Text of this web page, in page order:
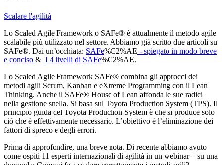
Scalare l'agilità
Lo Scaled Agile Framework o SAFe® è attualmente il metodo agile
scalabile più utilizzato nel settore. Abbiamo già scritto due articoli su
SAFe®. Dai un’occhiata: SAFe%C2%AE - spiegato in modo breve
e conciso & I 4 livelli di SAFe%C2%AE.
Lo Scaled Agile Framework SAFe® combina gli approcci dei
metodi agili Scrum, Kanban e eXtreme Programming con il Lean
Thinking. Anche il SAFe® House of Lean affonda le sue radici
nella gestione snella. Si basa sul Toyota Production System (TPS). Il
principio guida del Toyota Production System è che si produce solo
ciò che è effettivamente necessario. L’obiettivo è l’eliminazione dei
fattori di spreco e degli errori.
Prima di approfondire, una breve nota. Di recente abbiamo avuto
come ospiti 11 esperti internazionali di agilità in un webinar – su una